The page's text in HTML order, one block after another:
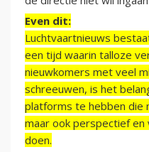
Even dit:
Luchtvaartnieuws
een tijd waarin talloze
nieuwkomers met veel
schreeuwen, is het
platforms te hebben die
maar ook perspectief
doen.